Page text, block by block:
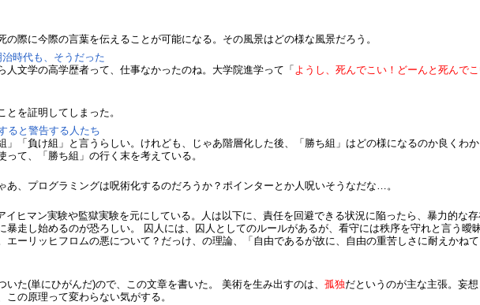
際に今際の言葉を伝えることが可能になる。その風景はどの様な風景だろう。
時代も、そうだった
文学の高学歴者って、仕事なかったのね。大学院進学って「 ようし、死んでこい！どーんと死んでこ
を証明してしまった。
ると警告する人たち
「負け組」と言うらしい。けれども、じゃあ階層化した後、「勝ち組」はどの様になるのか良くわ
て、「勝ち組」の行く末を考えている。
、プログラミングは呪術化するのだろうか？ポインターとか人呪いそうなだな…。
ヒマン実験や監獄実験を元にしている。人は以下に、責任を回避できる状況に陥ったら、暴力的な
暴走し始めるのが恐ろしい。 囚人には、囚人としてのルールがあるが、看守には秩序を守れと言う曖
ーリッヒフロムの悪について？だっけ、の理論、「自由であるが故に、自由の重苦しさに耐えかね
いた(単にひがんだ)ので、この文章を書いた。 美術を生み出すのは、孤独だというのが主な主張。妄
の原理って変わらない気がする。